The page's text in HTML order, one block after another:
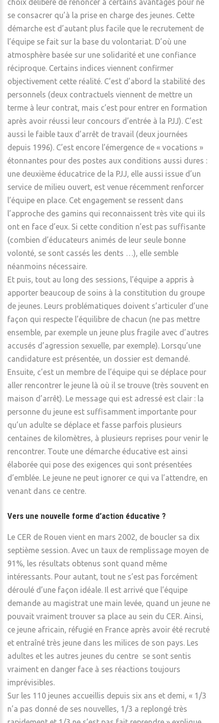
choix délibéré de renoncer à certains avantages pour ne
se consacrer qu’à la prise en charge des jeunes. Cette
démarche est d’autant plus facile que le recrutement de
l’équipe se fait sur la base du volontariat. D’où une
atmosphère basée sur une solidarité et une confiance
réciproque. Certains indices viennent confirmer
objectivement cette réalité. C’est d’abord la stabilité des
personnels (deux contractuels viennent de mettre un
terme à leur contrat, mais c’est pour entrer en formation
après avoir réussi leur concours d’entrée à la PJJ). C’est
aussi le faible taux d’arrêt de travail (deux journées
depuis 1996). C’est encore l’émergence de « vocations »
étonnantes pour des postes aux conditions aussi dures :
une deuxième éducatrice de la PJJ, elle aussi issue d’un
service de milieu ouvert, est venue récemment renforcer
l’équipe en place. Cet engagement se ressent dans
l’approche des gamins qui reconnaissent très vite qui ils
ont en face d’eux. Si cette condition n’est pas suffisante
(combien d’éducateurs animés de leur seule bonne
volonté, se sont cassés les dents …), elle semble
néanmoins nécessaire.
Et puis, tout au long des sessions, l’équipe a appris à
apporter beaucoup de soins à la constitution du groupe
de jeunes. Leurs problématiques doivent s’articuler d’une
façon qui respecte l’équilibre de chacun (ne pas mettre
ensemble, par exemple un jeune plus fragile avec d’autres
accusés d’agression sexuelle, par exemple). Lorsqu’une
candidature est présentée, un dossier est demandé.
Ensuite, c’est un membre de l’équipe qui se déplace pour
aller rencontrer le jeune là où il se trouve (très souvent en
maison d’arrêt). Le message qui est adressé est clair : la
personne du jeune est suffisamment importante pour
qu’un adulte se déplace et fasse parfois plusieurs
centaines de kilomètres, à plusieurs reprises pour venir le
rencontrer. Toute une démarche éducative est ainsi
élaborée qui pose des exigences qui sont présentées
d’emblée. Le jeune ne peut ignorer ce qui va l’attendre, en
venant dans ce centre.
Vers une nouvelle forme d’action éducative ?
Le CER de Rouen vient en mars 2002, de boucler sa dix
septième session. Avec un taux de remplissage moyen de
91%, les résultats obtenus sont quand même
intéressants. Pour autant, tout ne s’est pas forcément
déroulé d’une façon idéale. Il est arrivé que l’équipe
demande au magistrat une main levée, quand un jeune ne
pouvait vraiment trouver sa place au sein du CER. Ainsi,
ce jeune africain, réfugié en France après avoir été recruté
et entraîné très jeune dans les milices de son pays. Les
adultes et les autres jeunes du centre se sont sentis
vraiment en danger face à ses réactions toujours
imprévisibles.
Sur les 110 jeunes accueillis depuis six ans et demi, « 1/3
n’a pas donné de ses nouvelles, 1/3 a replongé très